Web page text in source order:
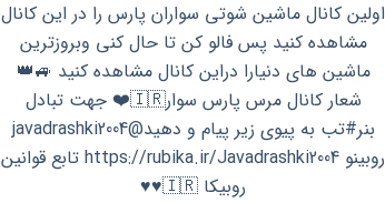
اولین کانال ماشین شوتی سواران پارس را در این کانال
مشاهده کنید پس فالو کن تا حال کنی وبروزترین
ماشین های دنیارا دراین کانال مشاهده کنید 🚙👑
شعار کانال مرس پارس سوار🇮🇷❤️ جهت تبادل
بنر#تب به پیوی زیر پیام و دهید@javadrashki2004
روبینو https://rubika.ir/Javadrashki2004 تابع قوانین
روبیکا 🇮🇷♥️♥️